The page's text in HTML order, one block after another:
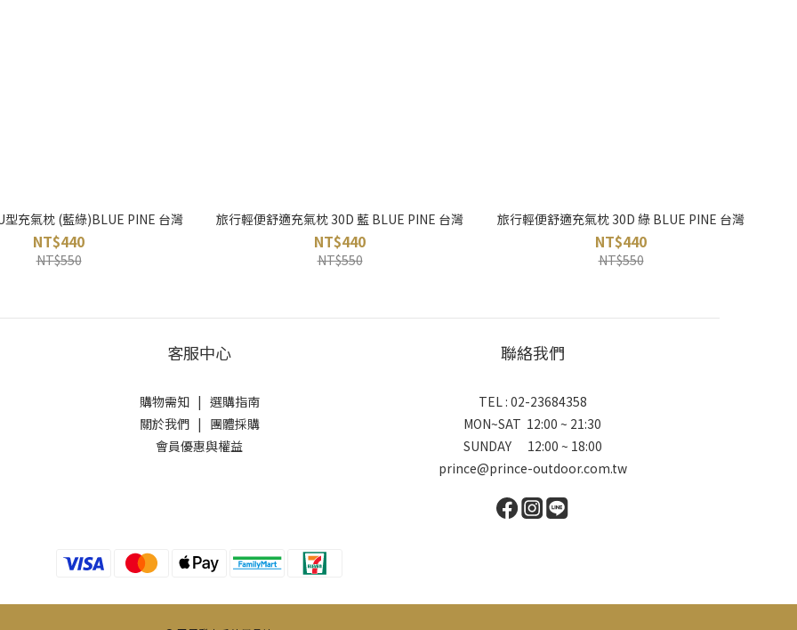
型充氣枕 (藍綠)BLUE PINE 台灣
NT$440
NT$550
旅行輕便舒適充氣枕 30D 藍 BLUE PINE 台灣
NT$440
NT$550
旅行輕便舒適充氣枕 30D 綠 BLUE PINE 台灣
NT$440
NT$550
客服中心
購物需知| 選購指南
關於我們| 團體採購
會員優惠與權益
聯絡我們
TEL : 02-23684358
MON~SAT 12:00 ~ 21:30
SUNDAY 12:00 ~ 18:00
prince@prince-outdoor.com.tw